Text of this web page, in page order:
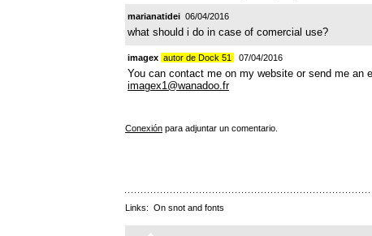
marianatidei 06/04/2016
what should i do in case of comercial use?
imagex autor de Dock 51 07/04/2016
You can contact me on my website or send me an
imagex1@wanadoo.fr
Conexión para adjuntar un comentario.
Links: On snot and fonts